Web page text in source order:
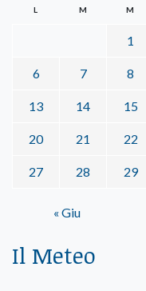
L M M
1
6 7 8
13 14 15
20 21 22
27 28 29
« Giu
Il Meteo